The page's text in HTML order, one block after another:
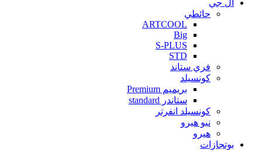
ال جي
حائطي
ARTCOOL
Big
S-PLUS
STD
فري ستاند
كونسيلد
بريميم Premium
ستاندر standard
كونسيلد انفرتر
نيو هيرو
هيرو
بوتجازات